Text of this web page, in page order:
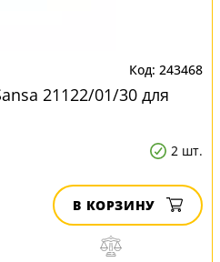
243468
21122/01/30 для
2 шт.
В КОРЗИНУ